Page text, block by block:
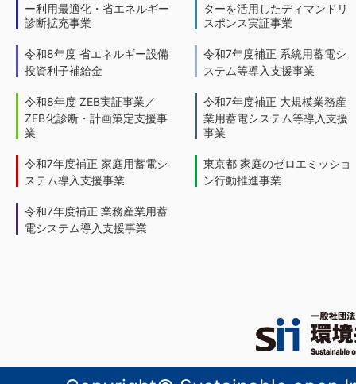
ー利用最適化・省エネルギー
診断拡充事業
令和8年度 省エネルギー設備
投資利子補給金
令和8年度 ZEB実証事業／
ZEB化診断・計画策定支援事
業
令和7年度補正 家庭用蓄電シ
ステム導入支援事業
令和7年度補正 業務産業用蓄
電システム導入支援事業
ターを活用したディマンドリ
スポンス実証事業
令和7年度補正 系統用蓄電シ
ステム等導入支援事業
令和7年度補正 大規模業務産
業用蓄電システム等導入支援
事業
東京都 家庭のゼロエミッショ
ン行動推進事業